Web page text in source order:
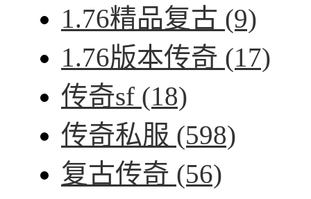
1.76精品复古 (9)
1.76版本传奇 (17)
传奇sf (18)
传奇私服 (598)
复古传奇 (56)